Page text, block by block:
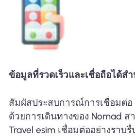
ข้อมูลที่รวดเร็วและเชื่อถือได้
สัมผัสประสบการณ์การเชื่อมต่อ
ด้วยการเดินทางของ Nomad ส
Travel esim เชื่อมต่ออย่างราบ